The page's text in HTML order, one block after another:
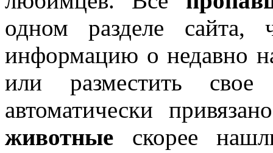
одном разделе сайта,
информацию о недавно
или разместить свое
автоматически
животные скорее